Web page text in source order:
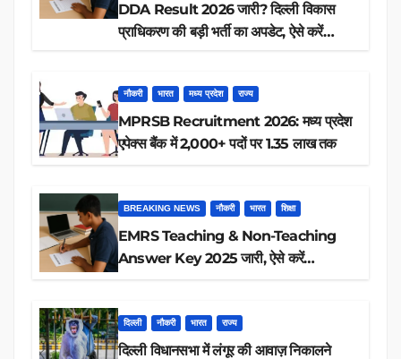
DDA Result 2026 जारी? दिल्ली विकास
प्राधिकरण की बड़ी भर्ती का अपडेट, ऐसे करें
नौकरी भारत मध्य प्रदेश राज्य
MPRSB Recruitment 2026: मध्य प्रदेश
एपेक्स बैंक में 2,000+ पदों पर 1.35 लाख तक
BREAKING NEWS नौकरी भारत शिक्षा
EMRS Teaching & Non-Teaching
Answer Key 2025 जारी, ऐसे करें
दिल्ली नौकरी भारत राज्य
दिल्ली विधानसभा में लंगूर की आवाज़ निकालने